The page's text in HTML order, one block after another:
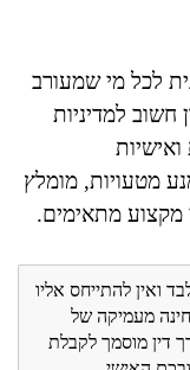
מס שבח לשנת 2023 חיונית לכל מי שמעורב
חשוב למדיניות
מטעויות, מומלץ
מקצוע מתאימים.
ואין להתייחס אליו
מעמיקה של
דין מוסמך לקבלת